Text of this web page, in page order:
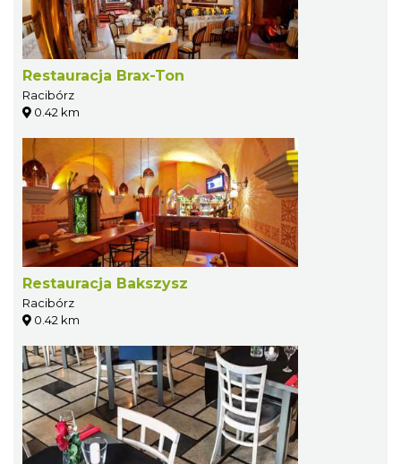
Restauracja Brax-Ton
Racibórz
0.42 km
Restauracja Bakszysz
Racibórz
0.42 km